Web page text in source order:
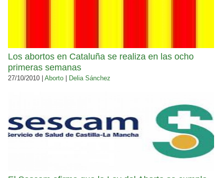
Los abortos en Cataluña se realiza en las ocho
primeras semanas
27/10/2010 | Aborto Delia Sánchez